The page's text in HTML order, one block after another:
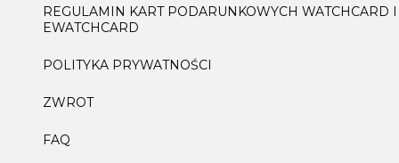
REGULAMIN KART PODARUNKOWYCH WATCHCARD I
EWATCHCARD
POLITYKA PRYWATNOŚCI
ZWROT
FAQ